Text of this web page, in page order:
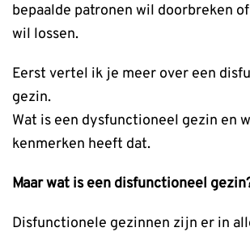
bepaalde patronen wil doorbreken
wil lossen.
Eerst vertel ik je meer over een
gezin.
Wat is een dysfunctioneel gezin en
kenmerken heeft dat.
Maar wat is een disfunctioneel
Disfunctionele gezinnen zijn er in